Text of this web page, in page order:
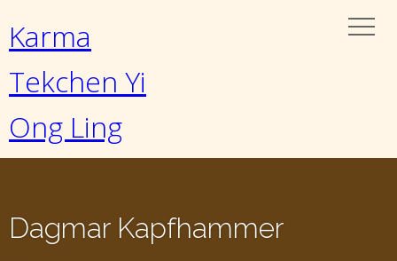
Karma
Tekchen Yi
Ong Ling
Dagmar Kapfhammer